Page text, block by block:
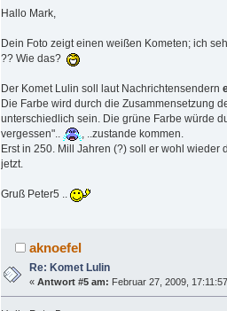
Hallo Mark,
Dein Foto zeigt einen weißen Kometen; ich
?? Wie das?
Der Komet Lulin soll laut Nachrichtensendern
Die Farbe wird durch die Zusammensetzung
unterschiedlich sein. Die grüne Farbe würde
vergessen"..
, ..zustande kommen.
Erst in 250. Mill Jahren (?) soll er wohl wieder
jetzt.
Gruß Peter5 ..
aknoefel
Re: Komet Lulin
«Antwort #5 am: Februar 27, 2009,